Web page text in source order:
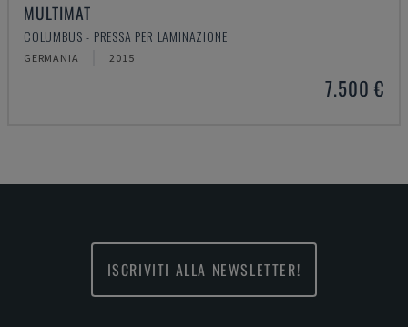
MULTIMAT
COLUMBUS - PRESSA PER LAMINAZIONE
GERMANIA 2015
7.500 €
ISCRIVITI ALLA NEWSLETTER!